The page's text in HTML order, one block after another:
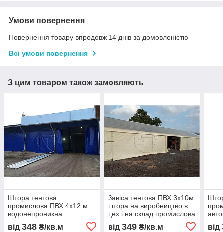
Умови повернення
Повернення товару впродовж 14 днів за домовленістю
Всі умови повернення
З цим товаром також замовляють
Штора тентова
промислова ПВХ 4х12 м
водонепроникна
перегородка для складу
цеху автомийки та СТО
від 348 ₴/кв.м
Завіса тентова ПВХ 3х10м
штора на виробництво в
цех і на склад промислова
водонепроникна завіса
від 349₴/кв.м від